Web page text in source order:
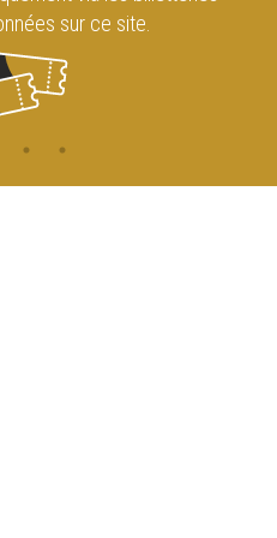
sur ce site.